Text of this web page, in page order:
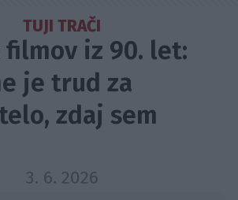
TUJI TRAČI
filmov iz 90. let:
je trud za
zdaj sem
3. 6. 2026